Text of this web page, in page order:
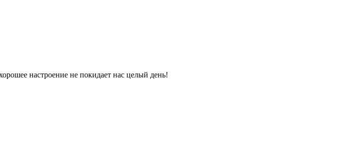
настроение не покидает нас целый день!